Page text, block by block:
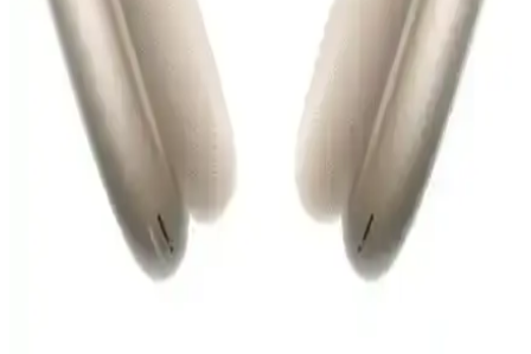
AktarMobile ve Bilişim Akademi Airpods silikon kılıflarını
malzeme, koruma ve kullanım açısından karşılaştırıyoruz, kullanıcı
yorumlarıyla ürünlerin avantaj ve dezavantajlarını ortaya koyuyoruz.
iPhone İçin En Uygun Kulaklık Seçenekleri ve
Kullanım İpuçları Rehberi
iPhone uyumlu kulaklıklar, ses kalitesi ve konfor açısından detaylı
seçenekler ve ipuçlarıyla, kullanıcıların ihtiyaçlarına uygun en iyi
kulaklıkları seçmesine yardımcı oluyor.
Apple AirPods Max Bluetooth Kulaküstü Kulaklık -